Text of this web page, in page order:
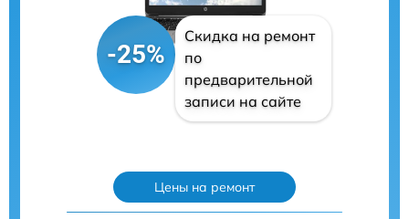
-25%
Скидка на ремонт
по
предварительной
записи на сайте
Цены на ремонт